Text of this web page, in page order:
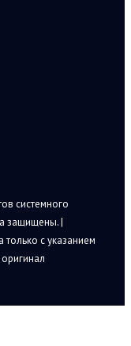
системного
защищены. |
с указанием